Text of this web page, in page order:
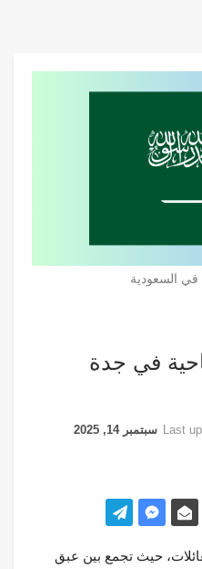
في السعودية
سياحية في جدة
Last سبتمبر 14, 2025
حيث تجمع بين عبق